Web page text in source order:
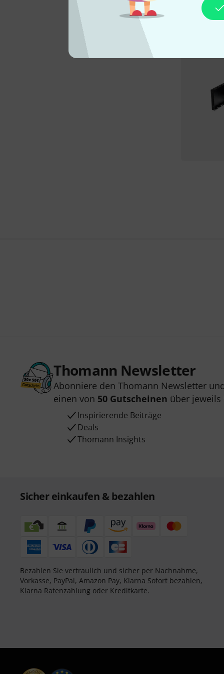
Thomann Newsletter
Abonniere den Thomann Newsletter
einen von 50 Gutscheinen über jeweils
Inspirierende Beiträge
Deals
Thomann Insights
Sicher einkaufen & bezahlen
Bezahlen Sie vertraulich und sicher per Nachnahme,
Vorkasse, PayPal, Amazon Pay, Klarna Sofort bezahlen,
Klarna Ratenzahlung oder Kreditkarte.